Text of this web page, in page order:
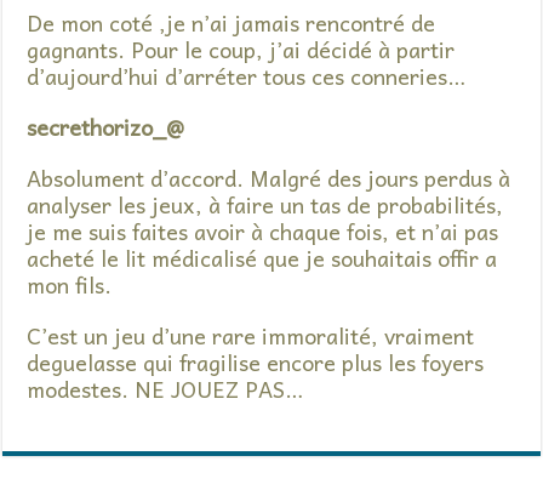
De mon coté ,je n’ai jamais rencontré de
gagnants. Pour le coup, j’ai décidé à partir
d’aujourd’hui d’arréter tous ces conneries…
secrethorizo_@
Absolument d’accord. Malgré des jours perdus à
analyser les jeux, à faire un tas de probabilités,
je me suis faites avoir à chaque fois, et n’ai pas
acheté le lit médicalisé que je souhaitais offir a
mon fils.
C’est un jeu d’une rare immoralité, vraiment
deguelasse qui fragilise encore plus les foyers
modestes. NE JOUEZ PAS…